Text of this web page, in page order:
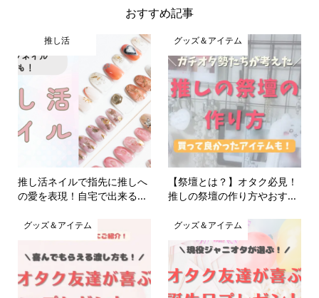
おすすめ記事
推し活
推し活ネイルで指先に推しへ
の愛を表現！自宅で出来る...
グッズ＆アイテム
【祭壇とは？】オタク必見！
推しの祭壇の作り方やおす...
グッズ＆アイテム グッズ＆アイテム